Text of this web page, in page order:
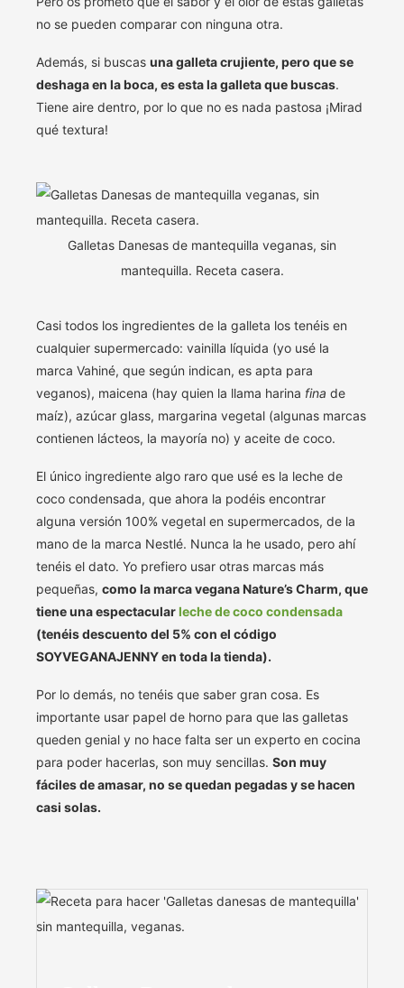
no se pueden comparar con ninguna otra.
Además, si buscas una galleta crujiente, pero que se
deshaga en la boca, es esta la galleta que buscas.
Tiene aire dentro, por lo que no es nada pastosa ¡Mirad
qué textura!
Galletas Danesas de mantequilla veganas, sin
mantequilla. Receta casera.
Casi todos los ingredientes de la galleta los tenéis en
cualquier supermercado: vainilla líquida (yo usé la
marca Vahiné, que según indican, es apta para
veganos), maicena (hay quien la llama harina fina de
maíz), azúcar glass, margarina vegetal (algunas marcas
contienen lácteos, la mayoría no) y aceite de coco.
El único ingrediente algo raro que usé es la leche de
coco condensada, que ahora la podéis encontrar
alguna versión 100% vegetal en supermercados, de la
mano de la marca Nestlé. Nunca la he usado, pero ahí
tenéis el dato. Yo prefiero usar otras marcas más
pequeñas, como la marca vegana Nature’s Charm, que
tiene una espectacularleche de coco condensada
(tenéis descuento del 5% con el código
SOYVEGANAJENNY en toda la tienda).
Por lo demás, no tenéis que saber gran cosa. Es
importante usar papel de horno para que las galletas
queden genial y no hace falta ser un experto en cocina
para poder hacerlas, son muy sencillas. Son muy
fáciles de amasar, no se quedan pegadas y se hacen
casi solas.